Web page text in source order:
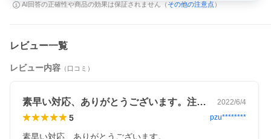
AI回答の正確性や商品の効果は保証されません（ その他の注意点 ）
レビュー一覧
レビュー内容 （口コミ）
素早い対応、ありがとうございます。注文… 2022/6/4
5 pzu********
素早い対応、ありがとうございます。